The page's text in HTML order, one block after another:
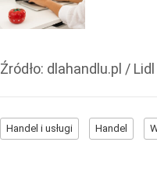
Źródło: dlahandlu.pl /
Handel i usługi Handel